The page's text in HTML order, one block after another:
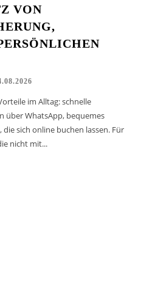
VON
im Alltag: schnelle
über WhatsApp, bequemes
sich online buchen lassen. Für
nicht mit...